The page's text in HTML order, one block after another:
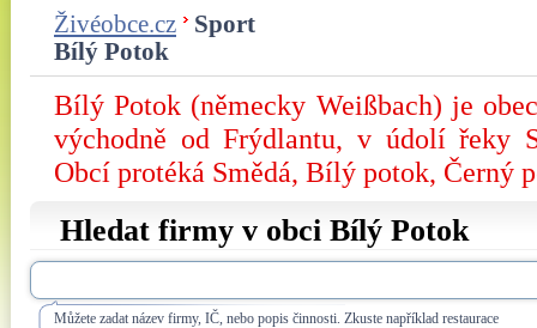
Živéobce.cz
Sport
Bílý Potok
Bílý Potok (německy Weißbach) je
východně od Frýdlantu, v údolí řeky
Obcí protéká Smědá, Bílý potok, Černý
Hledat firmy v obci Bílý Potok
Můžete zadat název firmy, IČ, nebo popis činnosti. Zkuste například restaurace